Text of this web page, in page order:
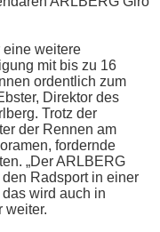
eine weitere
mit bis zu 16
ordentlich zum
Direktor des
Trotz der
der Rennen am
fordernde
„Der ARLBERG
Radsport in einer
wird auch in
weiter.